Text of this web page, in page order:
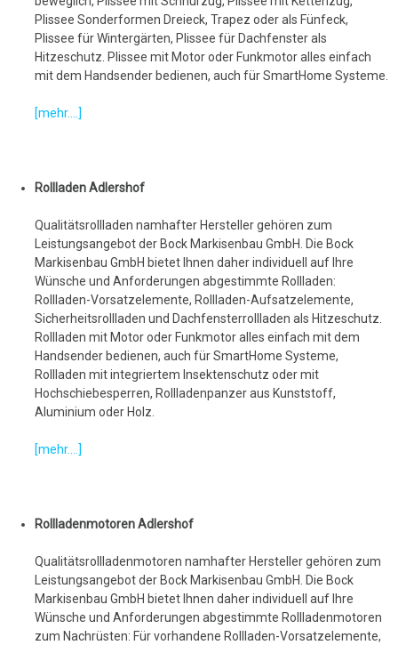
Plissee Sonderformen Dreieck, Trapez oder als Fünfeck,
Plissee für Wintergärten, Plissee für Dachfenster als
Hitzeschutz. Plissee mit Motor oder Funkmotor alles einfach
mit dem Handsender bedienen, auch für SmartHome Systeme.
[mehr....]
Rollladen Adlershof
Qualitätsrollladen namhafter Hersteller gehören zum
Leistungsangebot der Bock Markisenbau GmbH. Die Bock
Markisenbau GmbH bietet Ihnen daher individuell auf Ihre
Wünsche und Anforderungen abgestimmte Rollladen:
Rollladen-Vorsatzelemente, Rollladen-Aufsatzelemente,
Sicherheitsrollladen und Dachfensterrollladen als Hitzeschutz.
Rollladen mit Motor oder Funkmotor alles einfach mit dem
Handsender bedienen, auch für SmartHome Systeme,
Rollladen mit integriertem Insektenschutz oder mit
Hochschiebesperren, Rollladenpanzer aus Kunststoff,
Aluminium oder Holz.
[mehr....]
Rollladenmotoren Adlershof
Qualitätsrollladenmotoren namhafter Hersteller gehören zum
Leistungsangebot der Bock Markisenbau GmbH. Die Bock
Markisenbau GmbH bietet Ihnen daher individuell auf Ihre
Wünsche und Anforderungen abgestimmte Rollladenmotoren
zum Nachrüsten: Für vorhandene Rollladen-Vorsatzelemente,